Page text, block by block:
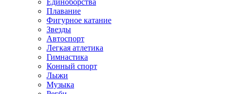
Единоборства
Плавание
Фигурное катание
Звезды
Автоспорт
Легкая атлетика
Гимнастика
Конный спорт
Лыжи
Музыка